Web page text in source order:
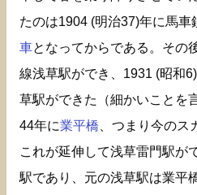
たのは1904 (明治37)年に馬車
車となってからである。その
線浅草駅ができ、1931 (昭和
草駅ができた（細かいことを
44年に業平橋 、つまり今のス
これが延伸して浅草雷門駅が
駅であり、元の浅草駅は業平